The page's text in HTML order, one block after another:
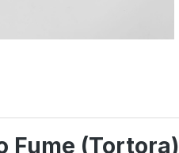
Fume (Tortora)